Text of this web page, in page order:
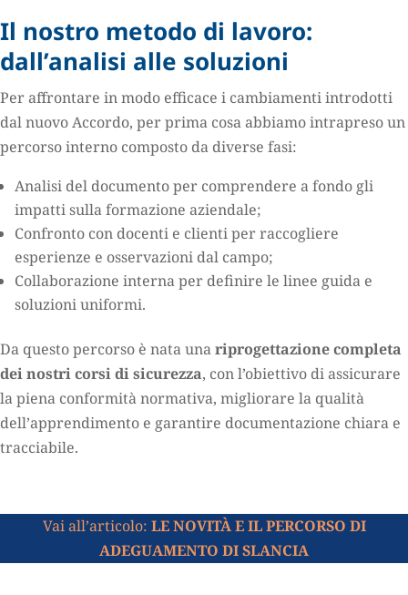
Il nostro metodo di lavoro:
dall’analisi alle soluzioni
Per affrontare in modo efficace i cambiamenti introdotti
dal nuovo Accordo, per prima cosa abbiamo intrapreso un
percorso interno composto da diverse fasi:
Analisi del documento per comprendere a fondo gli
impatti sulla formazione aziendale;
Confronto con docenti e clienti per raccogliere
esperienze e osservazioni dal campo;
Collaborazione interna per definire le linee guida e
soluzioni uniformi.
Da questo percorso è nata unariprogettazione completa
dei nostri corsi di sicurezza, con l’obiettivo di assicurare
la piena conformità normativa, migliorare la qualità
dell’apprendimento e garantire documentazione chiara e
tracciabile.
Vai all’articolo: LE NOVITÀ E IL PERCORSO DI
ADEGUAMENTO DI SLANCIA